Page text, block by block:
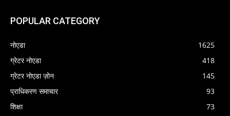
POPULAR CATEGORY
नोएडा
1625
ग्रेटर नोएडा
418
ग्रेटर नोएडा ज़ोन
145
प्राधिकरण समाचार
93
शिक्षा
73